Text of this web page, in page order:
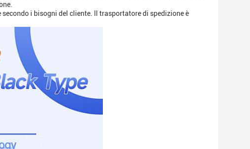
i bisogni del cliente. Il trasportatore di spedizione è